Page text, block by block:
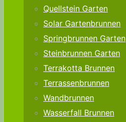
Quellstein Garten
Solar Gartenbrunnen
Springbrunnen Garten
Steinbrunnen Garten
Terrakotta Brunnen
Terrassenbrunnen
Wandbrunnen
Wasserfall Brunnen